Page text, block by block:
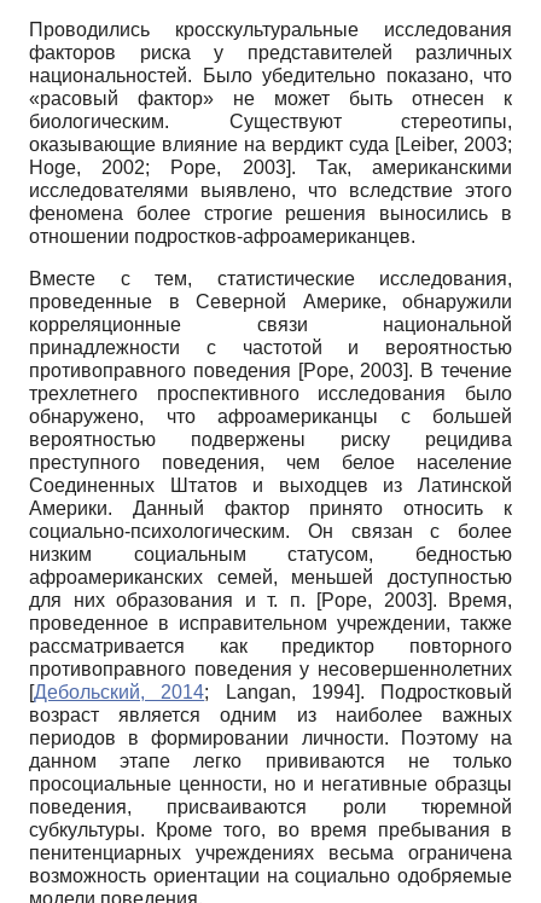
Проводились кросскультуральные исследования
факторов риска у представителей различных
национальностей. Было убедительно показано, что
«расовый фактор» не может быть отнесен к
биологическим. Существуют стереотипы,
оказывающие влияние на вердикт суда [Leiber, 2003;
Hoge, 2002; Pope, 2003]. Так, американскими
исследователями выявлено, что вследствие этого
феномена более строгие решения выносились в
отношении подростков-афроамериканцев.
Вместе с тем, статистические исследования,
проведенные в Северной Америке, обнаружили
корреляционные связи национальной
принадлежности с частотой и вероятностью
противоправного поведения [Pope, 2003]. В течение
трехлетнего проспективного исследования было
обнаружено, что афроамериканцы с большей
вероятностью подвержены риску рецидива
преступного поведения, чем белое население
Соединенных Штатов и выходцев из Латинской
Америки. Данный фактор принято относить к
социально-психологическим. Он связан с более
низким социальным статусом, бедностью
афроамериканских семей, меньшей доступностью
для них образования и т. п.
[Pope, 2003]. Время,
проведенное в исправительном учреждении, также
рассматривается как предиктор повторного
противоправного поведения у несовершеннолетних
[Дебольский, 2014; Langan, 1994]. Подростковый
возраст является одним из наиболее важных
периодов в формировании личности. Поэтому на
данном этапе легко прививаются не только
просоциальные ценности, но и негативные образцы
поведения, присваиваются роли тюремной
субкультуры. Кроме того, во время пребывания в
пенитенциарных учреждениях весьма ограничена
возможность ориентации на социально одобряемые
модели поведения.